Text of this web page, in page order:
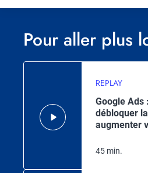
Pour aller plus
REPLAY
Google Ads
débloquer
augmenter
45 min.